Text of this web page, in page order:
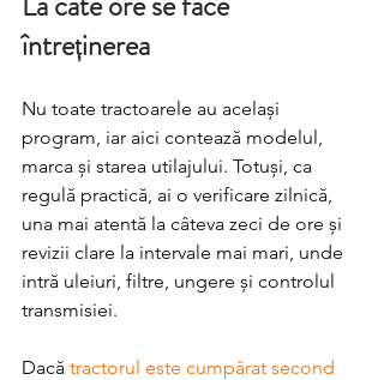
întreținerea
Nu toate tractoarele au același
program, iar aici contează modelul,
marca și starea utilajului. Totuși, ca
regulă practică, ai o verificare zilnică,
una mai atentă la câteva zeci de ore și
revizii clare la intervale mai mari, unde
intră uleiuri, filtre, ungere și controlul
transmisiei.
Dacă tractorul este cumpărat second